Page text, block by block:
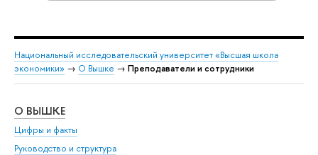
Национальный исследовательский университет «Высшая школа
экономики» → О Вышке → Преподаватели и сотрудники
О ВЫШКЕ
Цифры и факты
Руководство и структура